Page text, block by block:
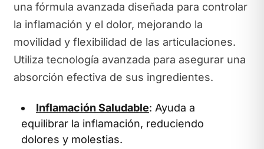
una fórmula avanzada diseñada para controlar
la inflamación y el dolor, mejorando la
movilidad y flexibilidad de las articulaciones.
Utiliza tecnología avanzada para asegurar una
absorción efectiva de sus ingredientes.
Inflamación Saludable: Ayuda a
equilibrar la inflamación, reduciendo
dolores y molestias.